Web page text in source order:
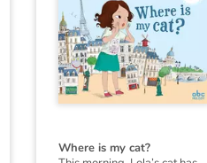
Where is my cat?